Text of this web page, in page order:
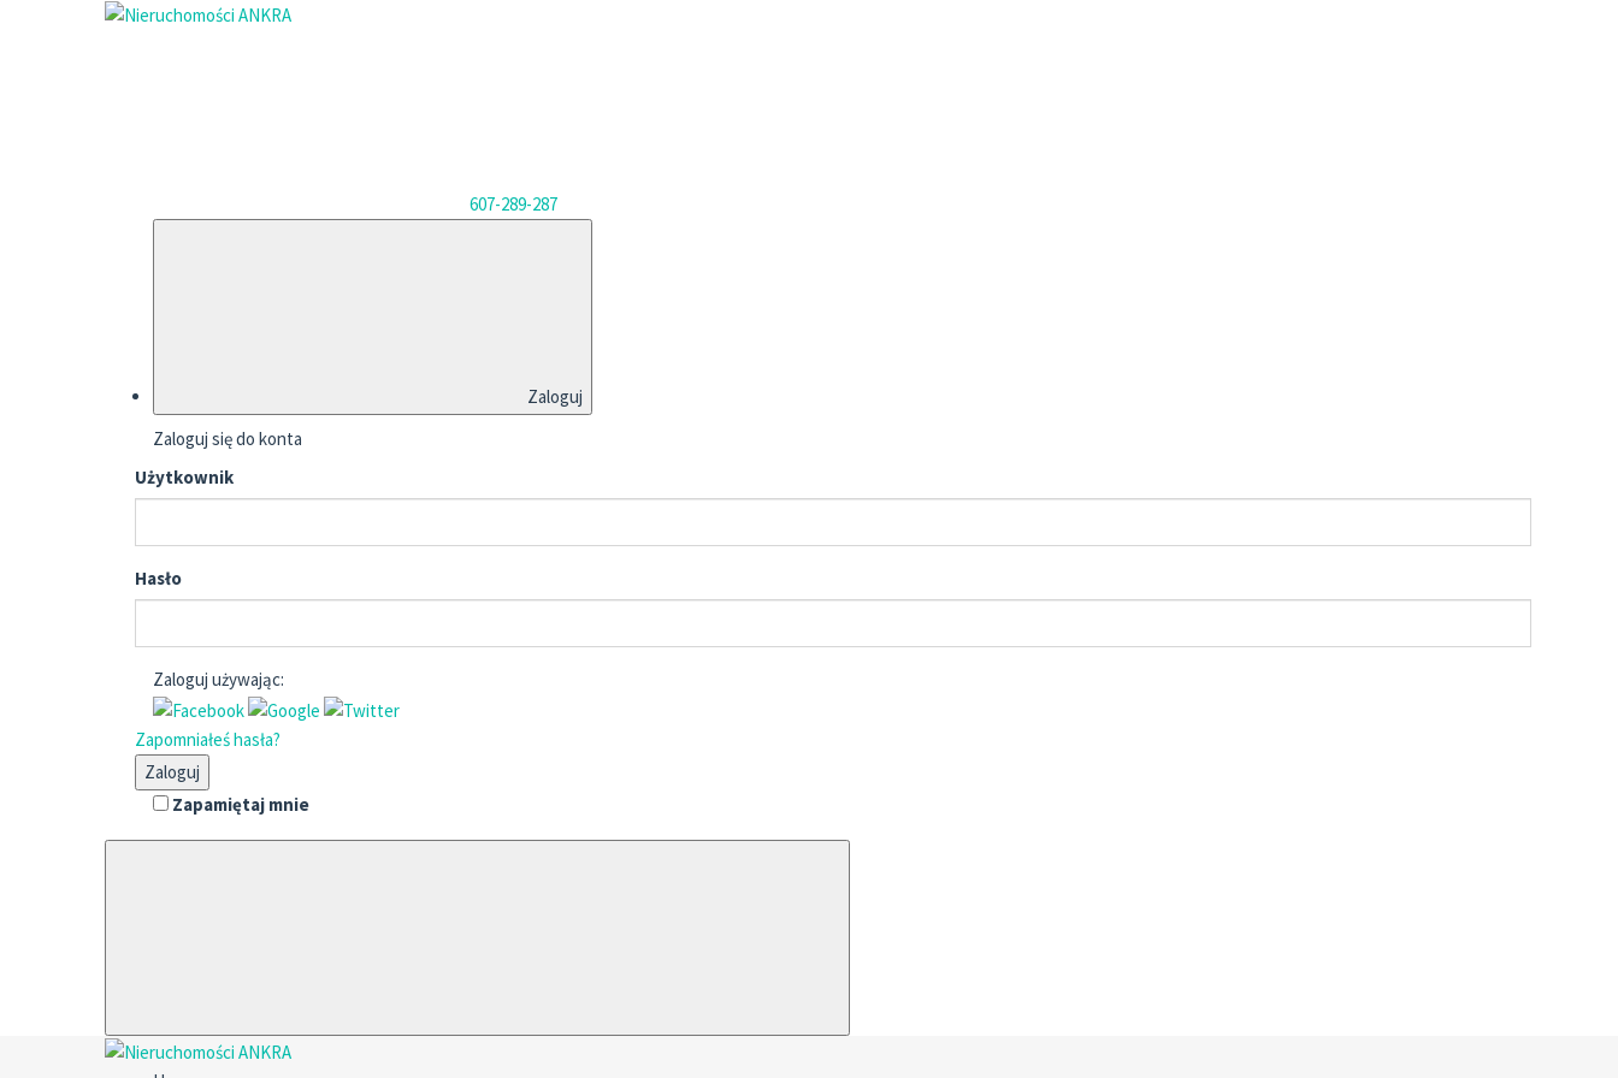
607-289-287
Zaloguj
Zaloguj się do konta
Użytkownik
Hasło
Zaloguj używając:
Zapomniałeś hasła?
Zaloguj
Zapamiętaj mnie